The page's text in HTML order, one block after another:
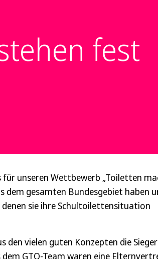
fest
für unseren Wettbewerb „Toiletten
dem gesamten Bundesgebiet haben
sie ihre Schultoilettensituation
den vielen guten Konzepten die Sieger
GTO-Team waren eine